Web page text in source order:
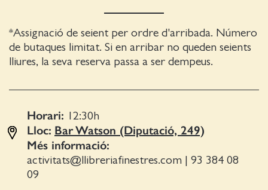
*Assignació de seient per ordre d'arribada. Número
de butaques limitat. Si en arribar no queden seients
lliures, la seva reserva passa a ser dempeus.
Horari: 12:30 h
Lloc: Bar Watson (Diputació, 249)
Més informació:
activitats@llibreriafinestres.com
93 384 08
09